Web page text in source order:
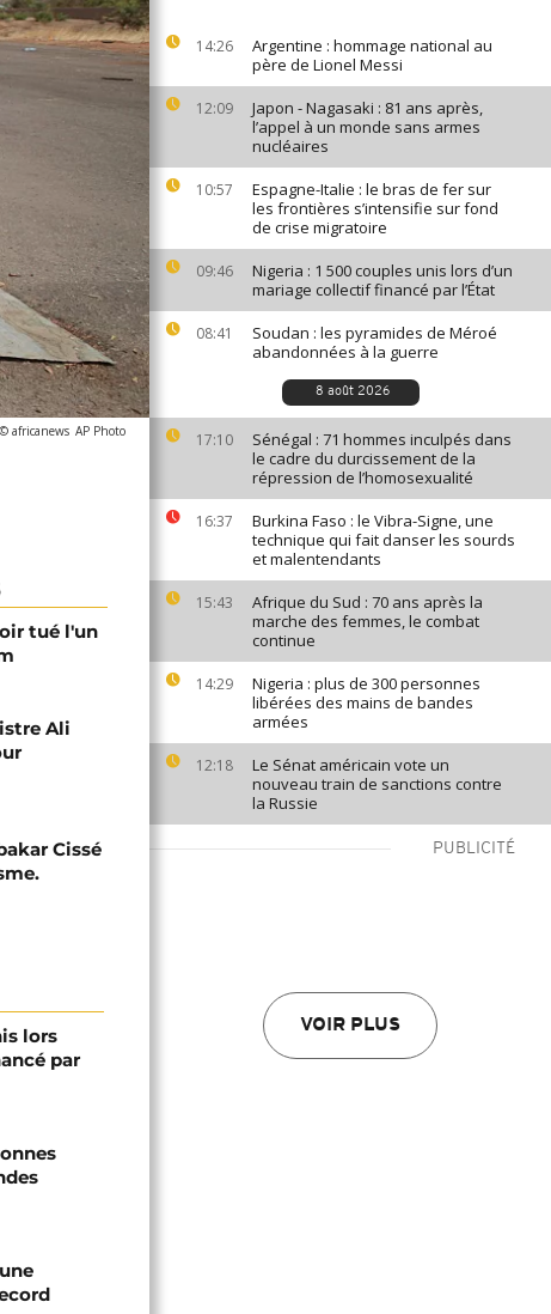
14:26
Argentine : hommage national au
père de Lionel Messi
12:09
Japon - Nagasaki : 81 ans après,
l’appel à un monde sans armes
nucléaires
10:57
Espagne-Italie : le bras de fer sur
les frontières s’intensifie sur fond
de crise migratoire
09:46
Nigeria : 1 500 couples unis lors d’un
mariage collectif financé par l’État
08:41
Soudan : les pyramides de Méroé
abandonnées à la guerre
8 août 2026
17:10
Sénégal : 71 hommes inculpés dans
le cadre du durcissement de la
répression de l’homosexualité
16:37
Burkina Faso : le Vibra-Signe, une
technique qui fait danser les sourds
et malentendants
15:43
Afrique du Sud : 70 ans après la
marche des femmes, le combat
continue
14:29
Nigeria : plus de 300 personnes
libérées des mains de bandes
armées
12:18
Le Sénat américain vote un
nouveau train de sanctions contre
la Russie
PUBLICITÉ
VOIR PLUS
africanews AP Photo
tué l'un
Ali
Cissé
lors
par